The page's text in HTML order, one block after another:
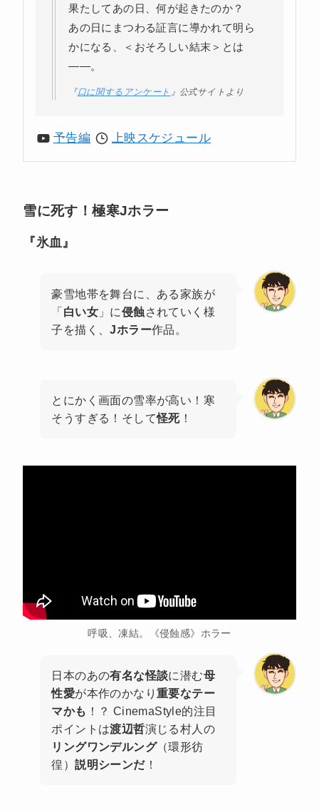
果たしてあの日、何が起きたのか？
あの日にまつわる証言に導かれて明ら
かになる、＜おそろしい結末＞とは
――。
『口に関するアンケート 』公式サイトより
予告編 上映スケジュール
雪に死す！極寒Jホラー
『氷血』
豪雪地帯を舞台に、ある家族が
「白い女 」に侵蝕 されていく様
子を描く、Jホラー作品。
とにかく画面の雪率が高い！寒
そうすぎる！そして怪死！
呼吸、凍結。《侵蝕感》ホラー
日本のあの有名な怪談に潜む母
性愛が本作のかなり重要なテー
マかも ！？ CinemaStyle的注目
ポイントは渡辺哲演じる村人の
リングワンデルング（環形彷
徨）説明シーンだ！